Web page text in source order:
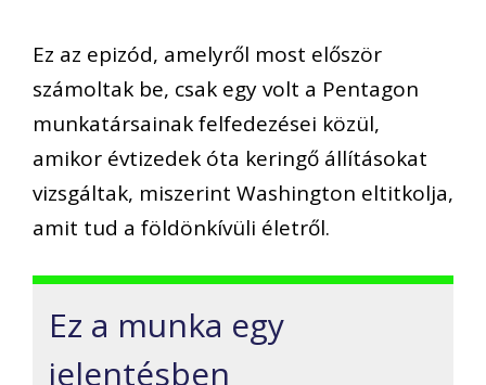
Ez az epizód, amelyről most először
számoltak be, csak egy volt a Pentagon
munkatársainak felfedezései közül,
amikor évtizedek óta keringő állításokat
vizsgáltak, miszerint Washington eltitkolja,
amit tud a földönkívüli életről.
Ez a munka egy
jelentésben